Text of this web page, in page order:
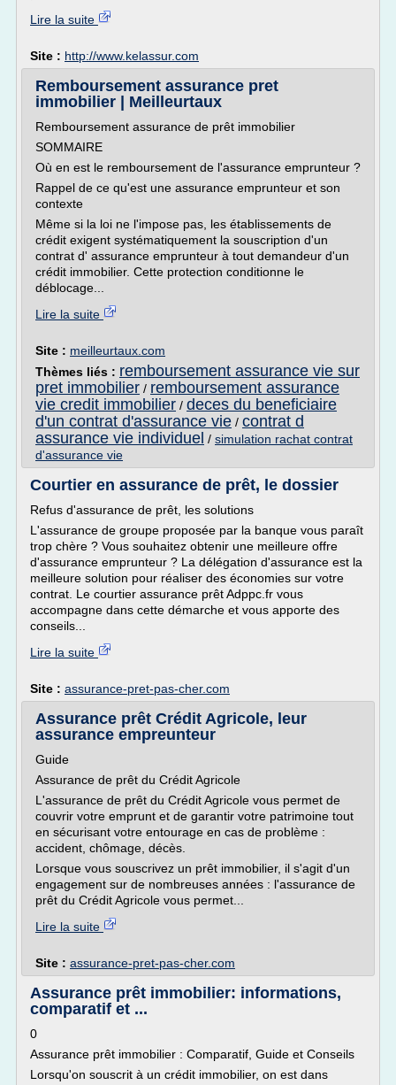
Lire la suite
Site : http://www.kelassur.com
Remboursement assurance pret
immobilier | Meilleurtaux
Remboursement assurance de prêt immobilier
SOMMAIRE
Où en est le remboursement de l'assurance emprunteur ?
Rappel de ce qu'est une assurance emprunteur et son
contexte
Même si la loi ne l'impose pas, les établissements de
crédit exigent systématiquement la souscription d'un
contrat d' assurance emprunteur à tout demandeur d'un
crédit immobilier. Cette protection conditionne le
déblocage...
Lire la suite
Site : meilleurtaux.com
Thèmes liés : remboursement assurance vie sur
pret immobilier / remboursement assurance
vie credit immobilier / deces du beneficiaire
d'un contrat d'assurance vie / contrat d
assurance vie individuel / simulation rachat contrat
d'assurance vie
Courtier en assurance de prêt, le dossier
Refus d'assurance de prêt, les solutions
L'assurance de groupe proposée par la banque vous paraît
trop chère ? Vous souhaitez obtenir une meilleure offre
d'assurance emprunteur ? La délégation d'assurance est la
meilleure solution pour réaliser des économies sur votre
contrat. Le courtier assurance prêt Adppc.fr vous
accompagne dans cette démarche et vous apporte des
conseils...
Lire la suite
Site : assurance-pret-pas-cher.com
Assurance prêt Crédit Agricole, leur
assurance empreunteur
Guide
Assurance de prêt du Crédit Agricole
L'assurance de prêt du Crédit Agricole vous permet de
couvrir votre emprunt et de garantir votre patrimoine tout
en sécurisant votre entourage en cas de problème :
accident, chômage, décès.
Lorsque vous souscrivez un prêt immobilier, il s'agit d'un
engagement sur de nombreuses années : l'assurance de
prêt du Crédit Agricole vous permet...
Lire la suite
Site : assurance-pret-pas-cher.com
Assurance prêt immobilier: informations,
comparatif et ...
0
Assurance prêt immobilier : Comparatif, Guide et Conseils
Lorsqu'on souscrit à un crédit immobilier, on est dans